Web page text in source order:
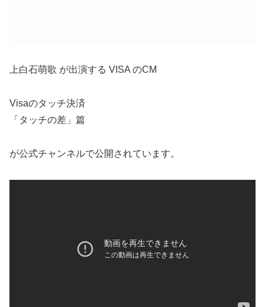
上白石萌歌 が出演する VISA のCM
Visaのタッチ決済
「タッチの差」篇
が公式チャンネルで公開されています。